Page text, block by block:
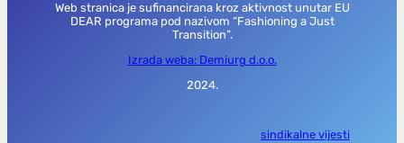
Web stranica je sufinancirana kroz aktivnost unutar EU
DEAR programa pod nazivom “Fashioning a Just
Transition”.
Izrada weba: Demiurg d.o.o.
2024.
sindikalne vijesti